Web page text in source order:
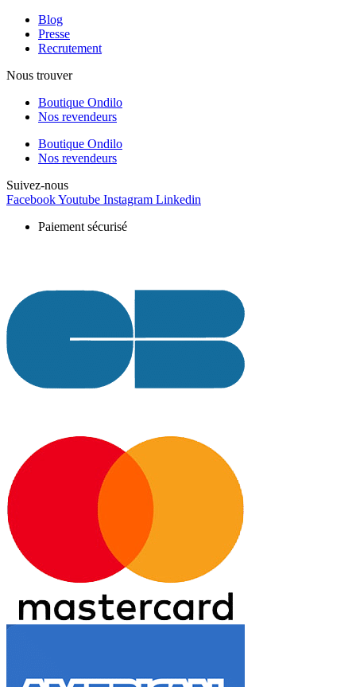
Blog
Presse
Recrutement
Nous trouver
Boutique Ondilo
Nos revendeurs
Boutique Ondilo
Nos revendeurs
Suivez-nous
FacebookYoutube Instagram Linkedin
Paiement sécurisé